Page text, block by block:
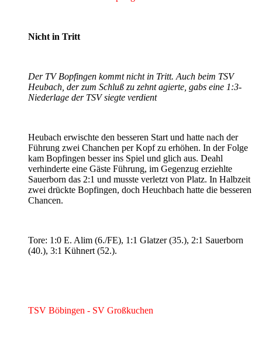
Nicht in Tritt
Der TV Bopfingen kommt nicht in Tritt. Auch beim TSV
Heubach, der zum Schluß zu zehnt agierte, gabs eine 1:3-
Niederlage der TSV siegte verdient
Heubach erwischte den besseren Start und hatte nach der
Führung zwei Chanchen per Kopf zu erhöhen. In der Folge
kam Bopfingen besser ins Spiel und glich aus. Deahl
verhinderte eine Gäste Führung, im Gegenzug erziehlte
Sauerborn das 2:1 und musste verletzt von Platz. In Halbzeit
zwei drückte Bopfingen, doch Heuchbach hatte die besseren
Chancen.
Tore: 1:0 E. Alim (6./FE), 1:1 Glatzer (35.), 2:1 Sauerborn
(40.), 3:1 Kühnert (52.).
TSV Böbingen - SV Großkuchen